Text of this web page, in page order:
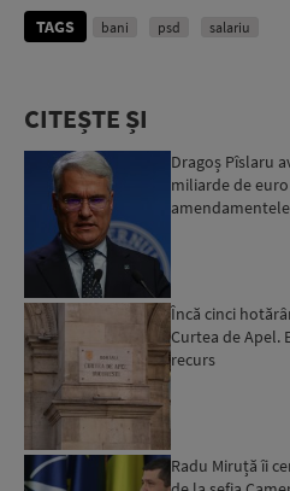
TAGS bani psd salariu
CITEȘTE ȘI
Dragoș Pîslaru
miliarde de
Încă cinci
Curtea de Apel.
recurs
Radu Miruță îi